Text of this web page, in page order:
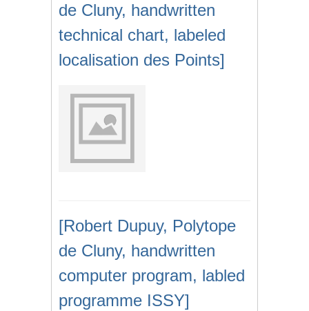
de Cluny, handwritten
technical chart, labeled
localisation des Points]
[Robert Dupuy, Polytope
de Cluny, handwritten
computer program, labled
programme ISSY]